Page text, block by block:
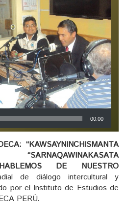
Reproductor
de
audio
00:00
“KAWSAYNINCHISMANTA
DE NUESTRO
de diálogo intercultural y
por el Instituto de Estudios de
PERÚ.